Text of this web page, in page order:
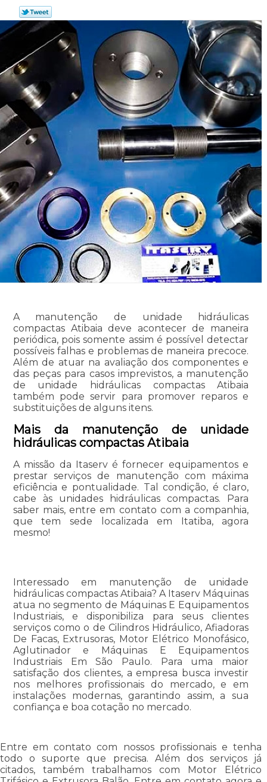
A manutenção de unidade hidráulicas
compactas Atibaia deve acontecer de maneira
periódica, pois somente assim é possível detectar
possíveis falhas e problemas de maneira precoce.
Além de atuar na avaliação dos componentes e
das peças para casos imprevistos, a manutenção
de unidade hidráulicas compactas Atibaia
também pode servir para promover reparos e
substituições de alguns itens.
Mais da manutenção de unidade
hidráulicas compactas Atibaia
A missão da Itaserv é fornecer equipamentos e
prestar serviços de manutenção com máxima
eficiência e pontualidade. Tal condição, é claro,
cabe às unidades hidráulicas compactas. Para
saber mais, entre em contato com a companhia,
que tem sede localizada em Itatiba, agora
mesmo!
Interessado em manutenção de unidade
hidráulicas compactas Atibaia? A Itaserv Máquinas
atua no segmento de Máquinas E Equipamentos
Industriais, e disponibiliza para seus clientes
serviços como o de Cilindros Hidráulico, Afiadoras
De Facas, Extrusoras, Motor Elétrico Monofásico,
Aglutinador e Máquinas E Equipamentos
Industriais Em São Paulo. Para uma maior
satisfação dos clientes, a empresa busca investir
nos melhores profissionais do mercado, e em
instalações modernas, garantindo assim, a sua
confiança e boa cotação no mercado.
Entre em contato com nossos profissionais e tenha
todo o suporte que precisa. Além dos serviços já
citados, também trabalhamos com Motor Elétrico